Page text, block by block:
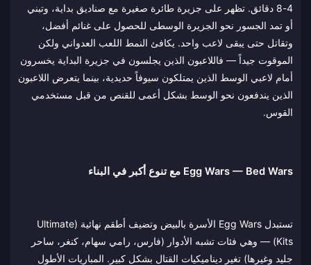
4-8 دقائق. تظهر على جزيرة طائرة صغيرة مع صناديق بداية، وتبني
أو تمد الجسور نحو الجزيرة الوسطى للحصول على غنائم أفضل،
وتقاتل حتى يبقى لاعب واحد. يكافئ النمط اللعب العدواني ولكن
الموقوت جيداً — فاللاعبون الذين يجلسون في جزيرة البداية يخسرون
أمام لاعبي الوسط الذين يمتلكون سيوفاً حديدية، بينما يتعرض اللاعبون
الذين يندفعون نحو الوسط بشكل أعمى للقنص من قبل مستخدمي
القوس.
Egg Wars — Bed Wars مع تنوع أكبر في البناء
تستبدل Egg Wars الأسرة بالبيض وتضيف أطقم نهائية (Ultimate
Kits) — وهي فئات تشبه الأدوار (فارس، رامي سهام، كنغر، ساحر
جليد وغيرها) تغير ديناميكيات القتال بشكل كبير. المباريات الأطول